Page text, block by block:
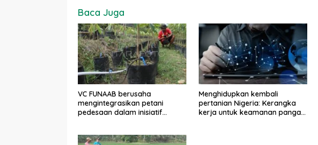
Baca Juga
VC FUNAAB berusaha
mengintegrasikan petani
pedesaan dalam inisiatif
Menghidupkan kembali
pertanian Nigeria: Kerangka
kerja untuk keamanan pangan